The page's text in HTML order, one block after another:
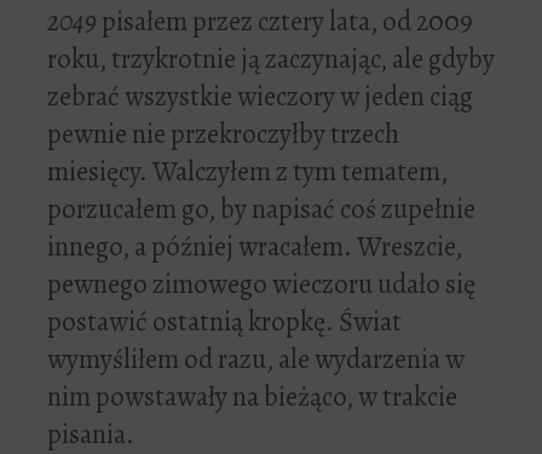
2049pisałem przez cztery lata, od 2009
roku, trzykrotnie ją zaczynając, ale gdyby
zebrać wszystkie wieczory w jeden ciąg
pewnie nie przekroczyłby trzech
miesięcy. Walczyłem z tym tematem,
porzucałem go, by napisać coś zupełnie
innego, a później wracałem. Wreszcie,
pewnego zimowego wieczoru udało się
postawić ostatnią kropkę. Świat
wymyśliłem od razu, ale wydarzenia w
nim powstawały na bieżąco, w trakcie
pisania.